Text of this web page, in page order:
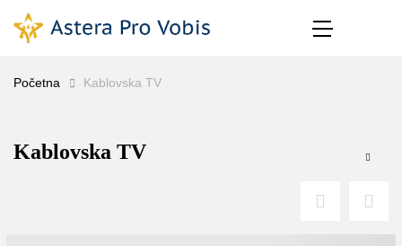
Početna Kablovska TV
Kablovska TV